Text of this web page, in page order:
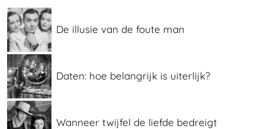
De illusie van de foute man
Daten: hoe belangrijk is uiterlijk?
Wanneer twijfel de liefde bedreigt